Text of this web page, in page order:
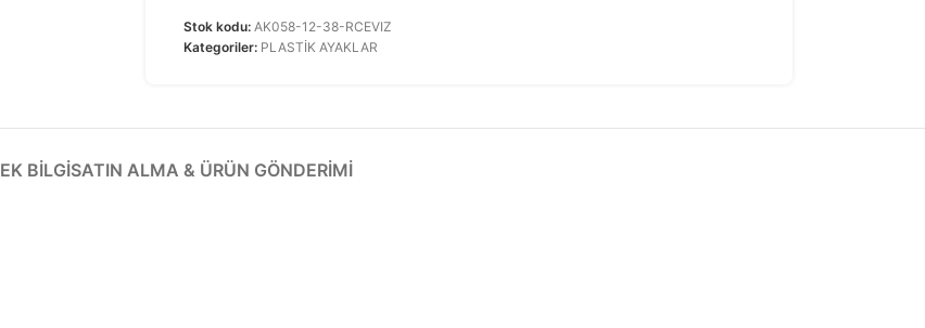
Stok kodu: AK058-12-38-RCEVIZ
Kategoriler: PLASTİK AYAKLAR
EK BILGISATIN ALMA & ÜRÜN GÖNDERIMI